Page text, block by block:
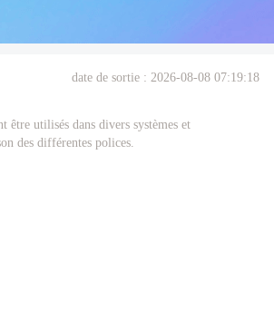
date de sortie :2026-08-08 07:19:18
être utilisés dans divers systèmes et
des différentes polices.